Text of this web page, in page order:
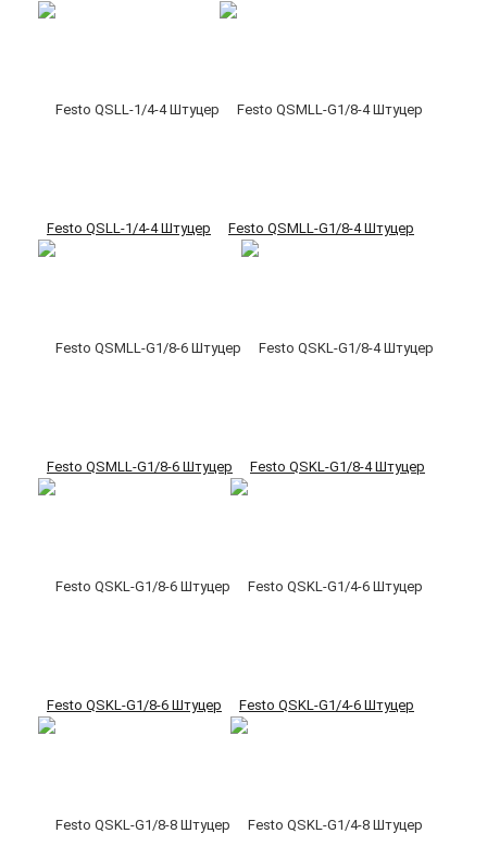
Festo QSLL-1/4-4 Штуцер Festo QSMLL-G1/8-4 Штуцер
Festo QSMLL-G1/8-6 Штуцер Festo QSKL-G1/8-4 Штуцер
Festo QSKL-G1/8-6 Штуцер Festo QSKL-G1/4-6 Штуцер